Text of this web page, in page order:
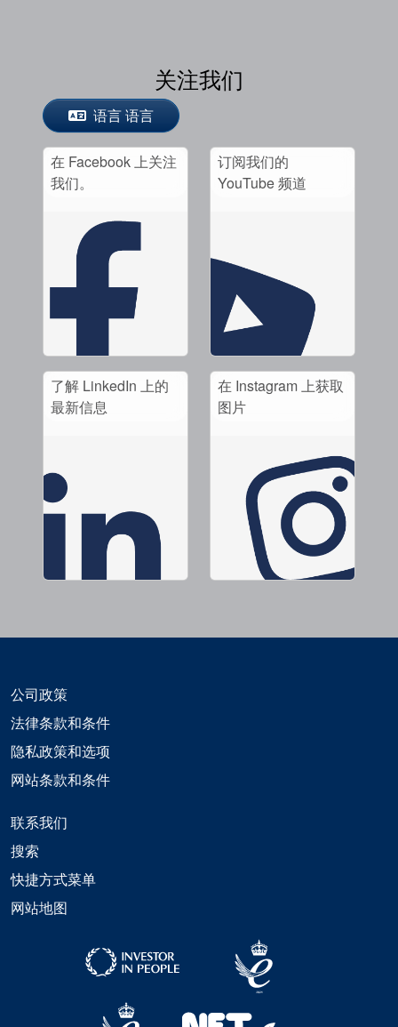
关注我们
语言 语言
在 Facebook 上关注
我们。
订阅我们的
YouTube 频道
了解 LinkedIn 上的
最新信息
在 Instagram 上获取
图片
公司政策
法律条款和条件
隐私政策和选项
网站条款和条件
联系我们
搜索
快捷方式菜单
网站地图